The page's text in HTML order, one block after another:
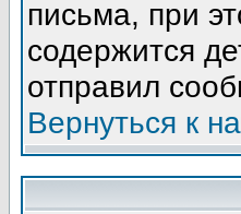
письма, при
содержится
отправил
Вернуться к